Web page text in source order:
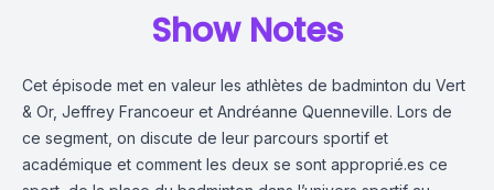
Show Notes
Cet épisode met en valeur les athlètes de badminton du Vert
& Or, Jeffrey Francoeur et Andréanne Quenneville. Lors de
ce segment, on discute de leur parcours sportif et
académique et comment les deux se sont approprié.es ce